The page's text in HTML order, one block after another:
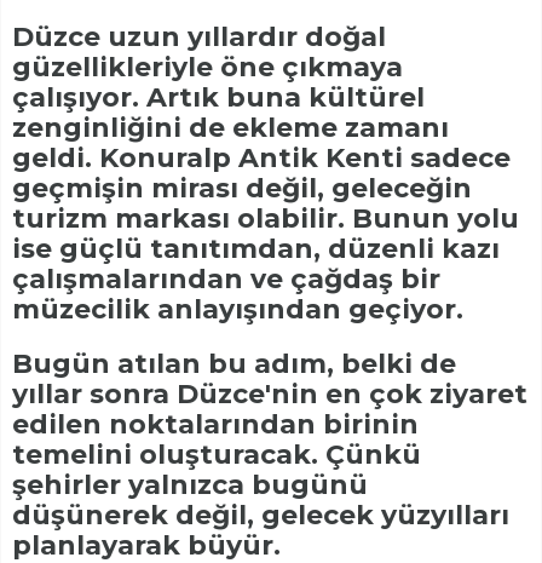
Düzce uzun yıllardır doğal
güzellikleriyle öne çıkmaya
çalışıyor. Artık buna kültürel
zenginliğini de ekleme zamanı
geldi. Konuralp Antik Kenti sadece
geçmişin mirası değil, geleceğin
turizm markası olabilir. Bunun yolu
ise güçlü tanıtımdan, düzenli kazı
çalışmalarından ve çağdaş bir
müzecilik anlayışından geçiyor.
Bugün atılan bu adım, belki de
yıllar sonra Düzce'nin en çok ziyaret
edilen noktalarından birinin
temelini oluşturacak. Çünkü
şehirler yalnızca bugünü
düşünerek değil, gelecek yüzyılları
planlayarak büyür.